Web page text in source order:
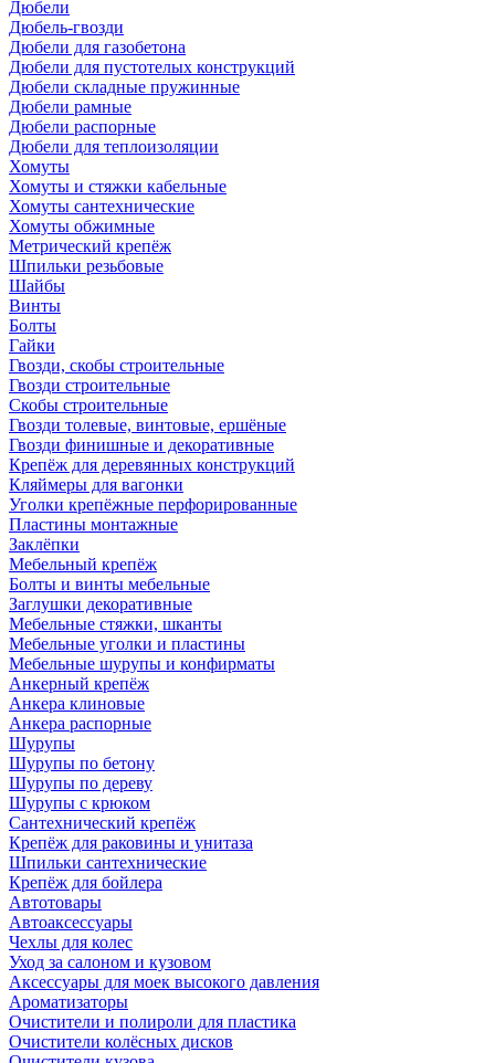
Дюбели
Дюбель-гвозди
Дюбели для газобетона
Дюбели для пустотелых конструкций
Дюбели складные пружинные
Дюбели рамные
Дюбели распорные
Дюбели для теплоизоляции
Хомуты
Хомуты и стяжки кабельные
Хомуты сантехнические
Хомуты обжимные
Метрический крепёж
Шпильки резьбовые
Шайбы
Винты
Болты
Гайки
Гвозди, скобы строительные
Гвозди строительные
Скобы строительные
Гвозди толевые, винтовые, ершёные
Гвозди финишные и декоративные
Крепёж для деревянных конструкций
Кляймеры для вагонки
Уголки крепёжные перфорированные
Пластины монтажные
Заклёпки
Мебельный крепёж
Болты и винты мебельные
Заглушки декоративные
Мебельные стяжки, шканты
Мебельные уголки и пластины
Мебельные шурупы и конфирматы
Анкерный крепёж
Анкера клиновые
Анкера распорные
Шурупы
Шурупы по бетону
Шурупы по дереву
Шурупы с крюком
Сантехнический крепёж
Крепёж для раковины и унитаза
Шпильки сантехнические
Крепёж для бойлера
Автотовары
Автоаксессуары
Чехлы для колес
Уход за салоном и кузовом
Аксессуары для моек высокого давления
Ароматизаторы
Очистители и полироли для пластика
Очистители колёсных дисков